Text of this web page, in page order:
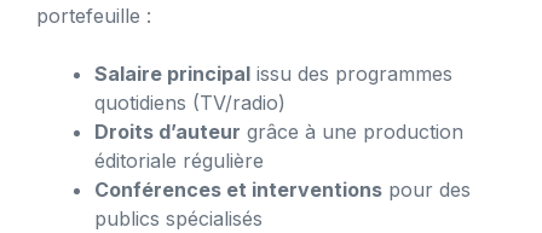
portefeuille :
Salaire principal issu des programmes
quotidiens (TV/radio)
Droits d’auteur grâce à une production
éditoriale régulière
Conférences et interventions pour des
publics spécialisés